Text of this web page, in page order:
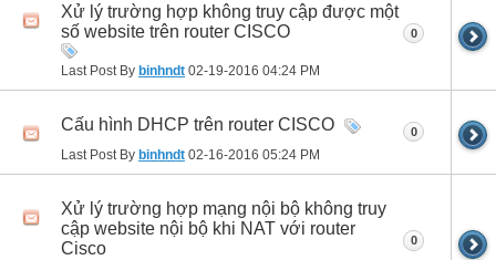
Xử lý trường hợp không truy cập được một
số website trên router CISCO
Last Post By binhndt 02-19-2016 04:24 PM
0
Cấu hình DHCP trên router CISCO
Last Post By binhndt 02-16-2016 05:24 PM
0
Xử lý trường hợp mạng nội bộ không truy
cập website nội bộ khi NAT với router
Cisco
0